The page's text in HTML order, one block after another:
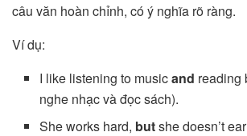
câu văn hoàn chỉnh, có ý nghĩa rõ ràng.
Ví dụ:
I like listening to musicand reading
nghe nhạc và đọc sách).
She works hard, butshe doesn’t